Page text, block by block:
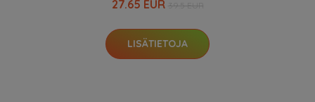
27.65 EUR
LISÄTIETOJA